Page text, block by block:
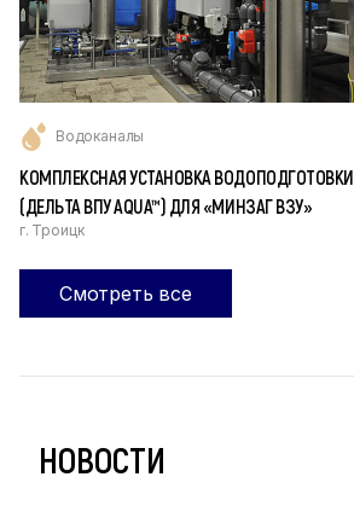
Водоканалы
КОМПЛЕКСНАЯ УСТАНОВКА
(ДЕЛЬТА ВПУ AQUA™) ДЛЯ «МИНЗАГ ВЗУ»
г. Троицк
Смотреть все
НОВОСТИ